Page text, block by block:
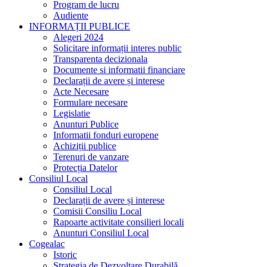
Program de lucru
Audiente
INFORMAȚII PUBLICE
Alegeri 2024
Solicitare informații interes public
Transparenta decizionala
Documente si informatii financiare
Declarații de avere și interese
Acte Necesare
Formulare necesare
Legislatie
Anunturi Publice
Informatii fonduri europene
Achiziții publice
Terenuri de vanzare
Protecția Datelor
Consiliul Local
Consiliul Local
Declarații de avere și interese
Comisii Consiliu Local
Rapoarte activitate consilieri locali
Anunturi Consiliul Local
Cogealac
Istoric